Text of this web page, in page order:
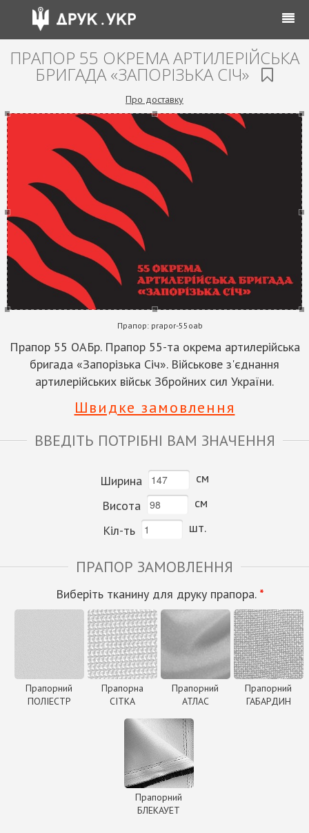
ПРАПОР 55 ОКРЕМА АРТИЛЕРІЙСЬКА
БРИГАДА «ЗАПОРІЗЬКА СІЧ»
Про доставку
Прапор:prapor-55oab
Прапор 55 ОАБр. Прапор 55-та окрема артилерійська
бригада «Запорізька Січ». Військове з'єднання
артилерійських військ Збройних сил України.
Швидке замовлення
ВВЕДІТЬ ПОТРІБНІ ВАМ ЗНАЧЕННЯ
Ширина
см
Висота
см
Кіл-ть
шт.
ПРАПОР ЗАМОВЛЕННЯ
Виберіть тканину для друку прапора. *
Прапорний
ПОЛІЕСТР
Прапорна
СІТКА
Прапорний
АТЛАС
Прапорний
ГАБАРДИН
Прапорний
БЛЕКАУЕТ